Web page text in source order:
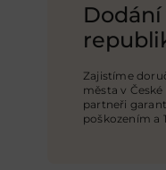
Dodání
Zajistíme
města v
partneři
poškozením a